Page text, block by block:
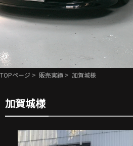
TOPページ > 販売実績 > 加賀城様
加賀城様